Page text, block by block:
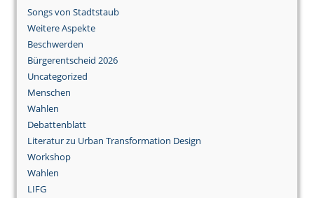
Songs von Stadtstaub
Weitere Aspekte
Beschwerden
Bürgerentscheid 2026
Uncategorized
Menschen
Wahlen
Debattenblatt
Literatur zu Urban Transformation Design
Workshop
Wahlen
LIFG